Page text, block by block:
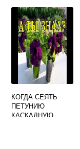
КОГДА СЕЯТЬ
ПЕТУНИЮ
КАСКАДНУЮ